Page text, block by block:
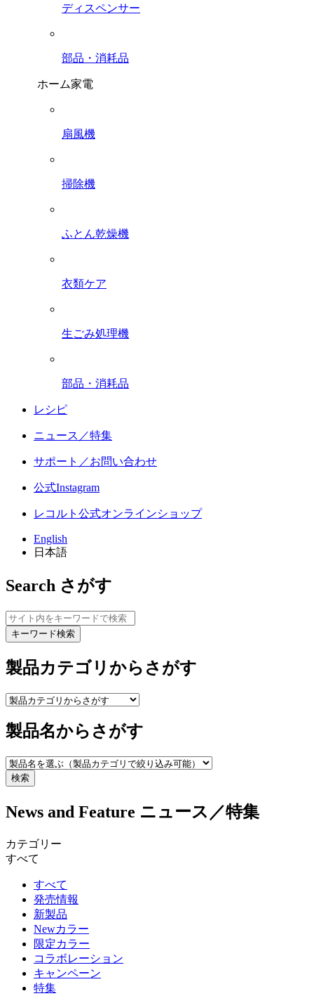
ディスペンサー
部品・消耗品
ホーム家電
扇風機
掃除機
ふとん乾燥機
衣類ケア
生ごみ処理機
部品・消耗品
レシピ
ニュース／特集
サポート／お問い合わせ
公式Instagram
レコルト公式オンラインショップ
English
日本語
Search さがす
キーワード検索
製品カテゴリからさがす
製品名からさがす
検索
News and Feature ニュース／特集
カテゴリー
すべて
すべて
発売情報
新製品
Newカラー
限定カラー
コラボレーション
キャンペーン
特集